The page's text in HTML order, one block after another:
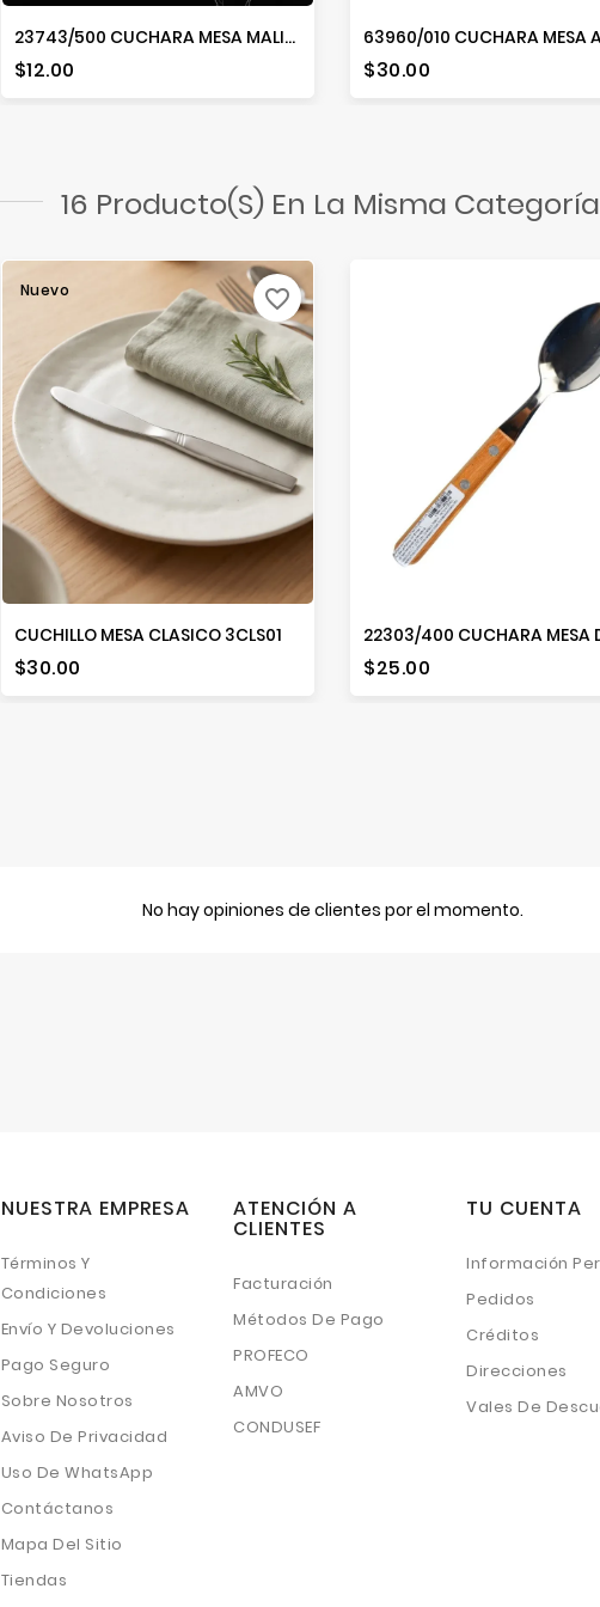
23743/500 CUCHARA MESA MALIBU
Precio
$12.00 Precio
$30.00
16 Producto(s) En La Misma
Nuevo
CUCHILLO MESA CLASICO 3CLS01
Precio
$30.00
favorite_border
Precio
$25.00
No hay opiniones de clientes por el momento.
NUESTRA EMPRESA
Términos Y
Condiciones
Envío Y Devoluciones
Pago Seguro
Sobre Nosotros
Aviso De Privacidad
Uso De WhatsApp
Contáctanos
Mapa Del Sitio
Tiendas
ATENCIÓN A
CLIENTES
Facturación
Métodos De Pago
PROFECO
AMVO
CONDUSEF
TU CUENTA
Información
Pedidos
Créditos
Direcciones
Vales De